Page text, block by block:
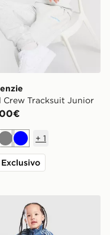
Crew Tracksuit Junior
Grigio
Blu
+ 1
Pantaloncino
Originals Tuta